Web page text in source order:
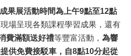
果展活動時間為上午9點至12點
現場呈現各類課程學習成果，還有
費滿額送好禮等豐富活動，為響
供免費接駁車，自8點10分起從